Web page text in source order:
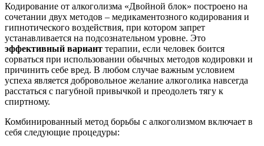
Кодирование от алкоголизма «Двойной блок» построено на
сочетании двух методов – медикаментозного кодирования и
гипнотического воздействия, при котором запрет
устанавливается на подсознательном уровне. Это
эффективный вариант терапии, если человек боится
сорваться при использовании обычных методов кодировки и
причинить себе вред. В любом случае важным условием
успеха является добровольное желание алкоголика навсегда
расстаться с пагубной привычкой и преодолеть тягу к
спиртному.
Комбинированный метод борьбы с алкоголизмом включает в
себя следующие процедуры: